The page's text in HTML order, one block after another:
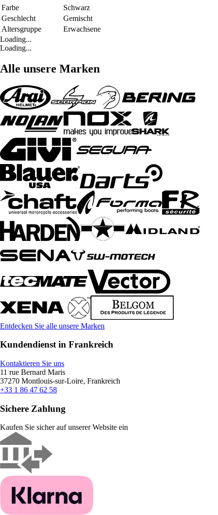
Farbe
Schwarz
Geschlecht
Gemischt
Altersgruppe
Erwachsene
Loading...
Loading...
Alle unsere Marken
Entdecken Sie alle unsere Marken
Kundendienst in Frankreich
Kontaktieren Sie uns
11 rue Bernard Maris
37270 Montlouis-sur-Loire, Frankreich
+33 1 86 47 62 58
Sichere Zahlung
Kaufen Sie sicher auf unserer Website ein